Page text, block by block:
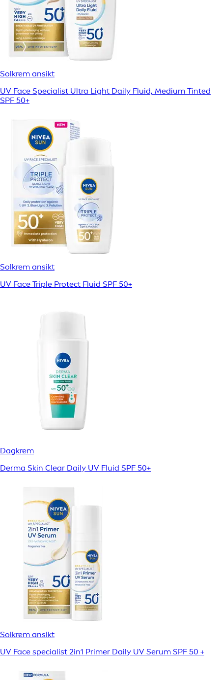
Solkrem ansikt
UV Face Specialist Ultra Light Daily Fluid, Medium Tinted
SPF 50+
Solkrem ansikt
UV Face Triple Protect Fluid SPF 50+
Dagkrem
Derma Skin Clear Daily UV Fluid SPF 50+
Solkrem ansikt
UV Face specialist 2in1 Primer Daily UV Serum SPF 50 +